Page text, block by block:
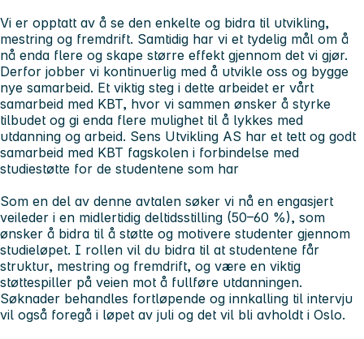
Vi er opptatt av å se den enkelte og bidra til utvikling,
mestring og fremdrift. Samtidig har vi et tydelig mål om å
nå enda flere og skape større effekt gjennom det vi gjør.
Derfor jobber vi kontinuerlig med å utvikle oss og bygge
nye samarbeid. Et viktig steg i dette arbeidet er vårt
samarbeid med KBT, hvor vi sammen ønsker å styrke
tilbudet og gi enda flere mulighet til å lykkes med
utdanning og arbeid. Sens Utvikling AS har et tett og godt
samarbeid med KBT fagskolen i forbindelse med
studiestøtte for de studentene som har
Som en del av denne avtalen søker vi nå en engasjert
veileder i en midlertidig deltidsstilling (50–60 %), som
ønsker å bidra til å støtte og motivere studenter gjennom
studieløpet. I rollen vil du bidra til at studentene får
struktur, mestring og fremdrift, og være en viktig
støttespiller på veien mot å fullføre utdanningen.
Søknader behandles fortløpende og innkalling til intervju
vil også foregå i løpet av juli og det vil bli avholdt i Oslo.